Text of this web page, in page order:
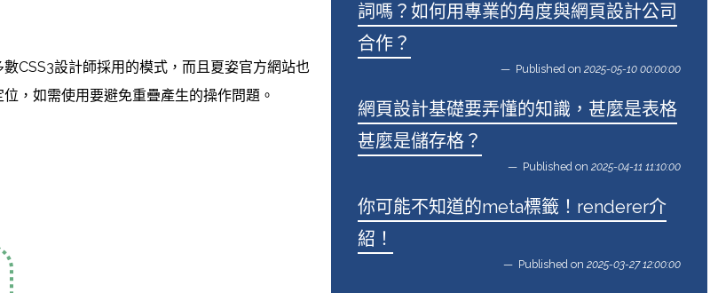
CSS3設計師採用的模式，而且夏姿官方網站也
，如需使用要避免重疊產生的操作問題。
詞嗎？如何用專業的角度與網頁設計公司
合作？
Published on 2025-05-10 00:00:00
網頁設計基礎要弄懂的知識，甚麼是表格
甚麼是儲存格？
Published on 2025-04-11 11:10:00
你可能不知道的meta標籤！renderer介
紹！
Published on 2025-03-27 12:00:00